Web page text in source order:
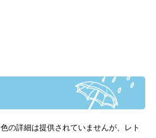
の詳細は提供されていませんが、レト